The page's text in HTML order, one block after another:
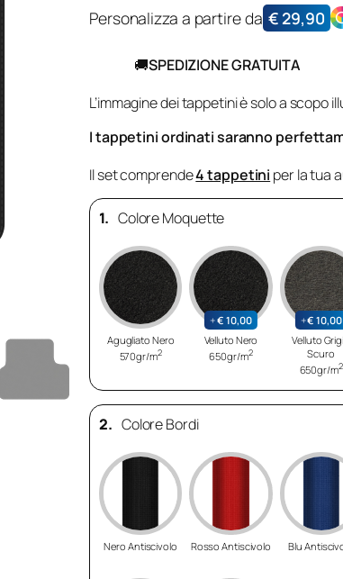
Personalizza a partire da € 29,90
🚚SPEDIZIONE GRATUITA
L’immagine dei tappetini è solo a scopo
I tappetini ordinati saranno
Il set comprende4 tappetini per la tua
1. Colore Moquette
Agugliato Nero
570gr/m2
+€ 10,00
Velluto Nero
650gr/m2
+€ 10,00
Velluto
Scuro
650gr/m2
2. Colore Bordi
Nero Antiscivolo Rosso Antiscivolo Blu